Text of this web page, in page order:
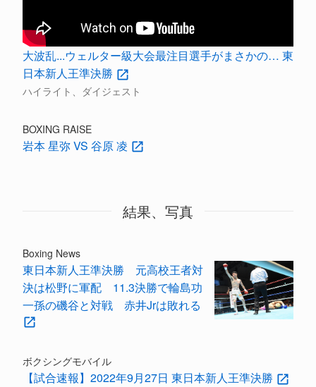
大波乱...ウェルター級大会最注目選手がまさかの… 東
日本新人王準決勝
ハイライト、ダイジェスト
BOXING RAISE
岩本 星弥 VS 谷原 凌
結果、写真
Boxing News
東日本新人王準決勝 元高校王者対
決は松野に軍配 11.3決勝で輪島功
一孫の磯谷と対戦 赤井Jrは敗れる
ボクシングモバイル
【試合速報】2022年9月27日 東日本新人王準決勝